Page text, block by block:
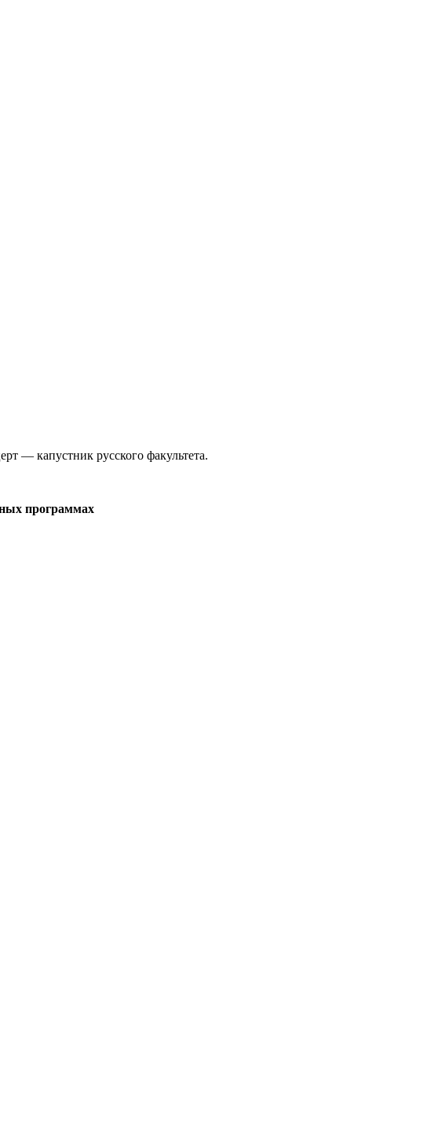
— капустник русского факультета.
программах